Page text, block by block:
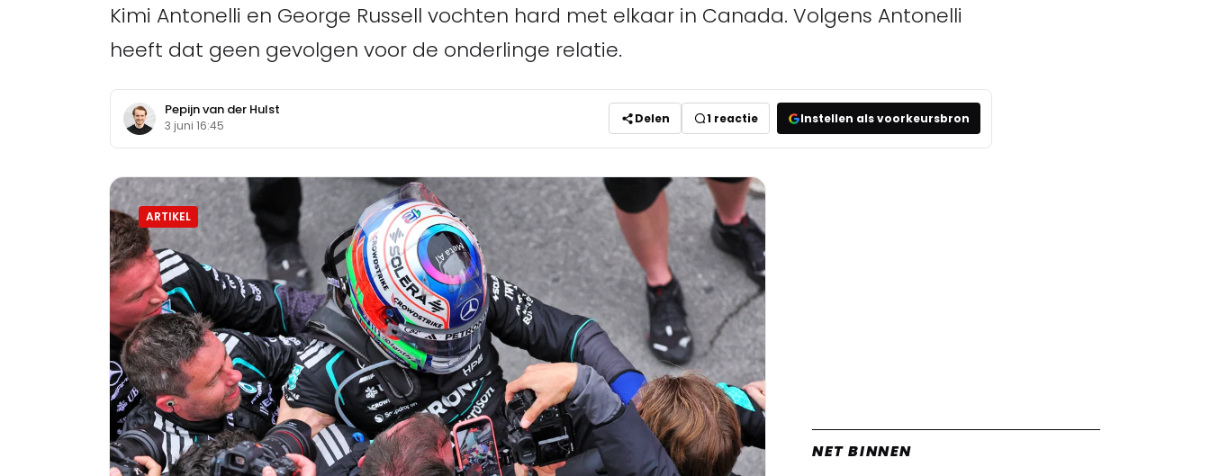
Kimi Antonelli en George Russell vochten hard met elkaar in Canada. Volgens Antonelli
heeft dat geen gevolgen voor de onderlinge relatie.
Pepijn van der Hulst
3 juni 16:45 Delen 1 reactie Instellen als voorkeursbron
ARTIKEL
NET BINNEN